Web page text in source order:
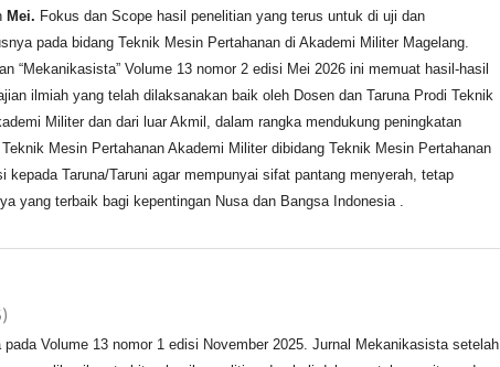
Mei. Fokus dan Scope hasil penelitian yang terus untuk di uji dan
pada bidang Teknik Mesin Pertahanan di Akademi Militer Magelang.
“Mekanikasista” Volume 13 nomor 2 edisi Mei 2026 ini memuat hasil-hasil
ilmiah yang telah dilaksanakan baik oleh Dosen dan Taruna Prodi Teknik
Militer dan dari luar Akmil, dalam rangka mendukung peningkatan
Mesin Pertahanan Akademi Militer dibidang Teknik Mesin Pertahanan
kepada Taruna/Taruni agar mempunyai sifat pantang menyerah, tetap
yang terbaik bagi kepentingan Nusa dan Bangsa Indonesia .
Volume 13 nomor 1 edisi November 2025. Jurnal Mekanikasista setelah